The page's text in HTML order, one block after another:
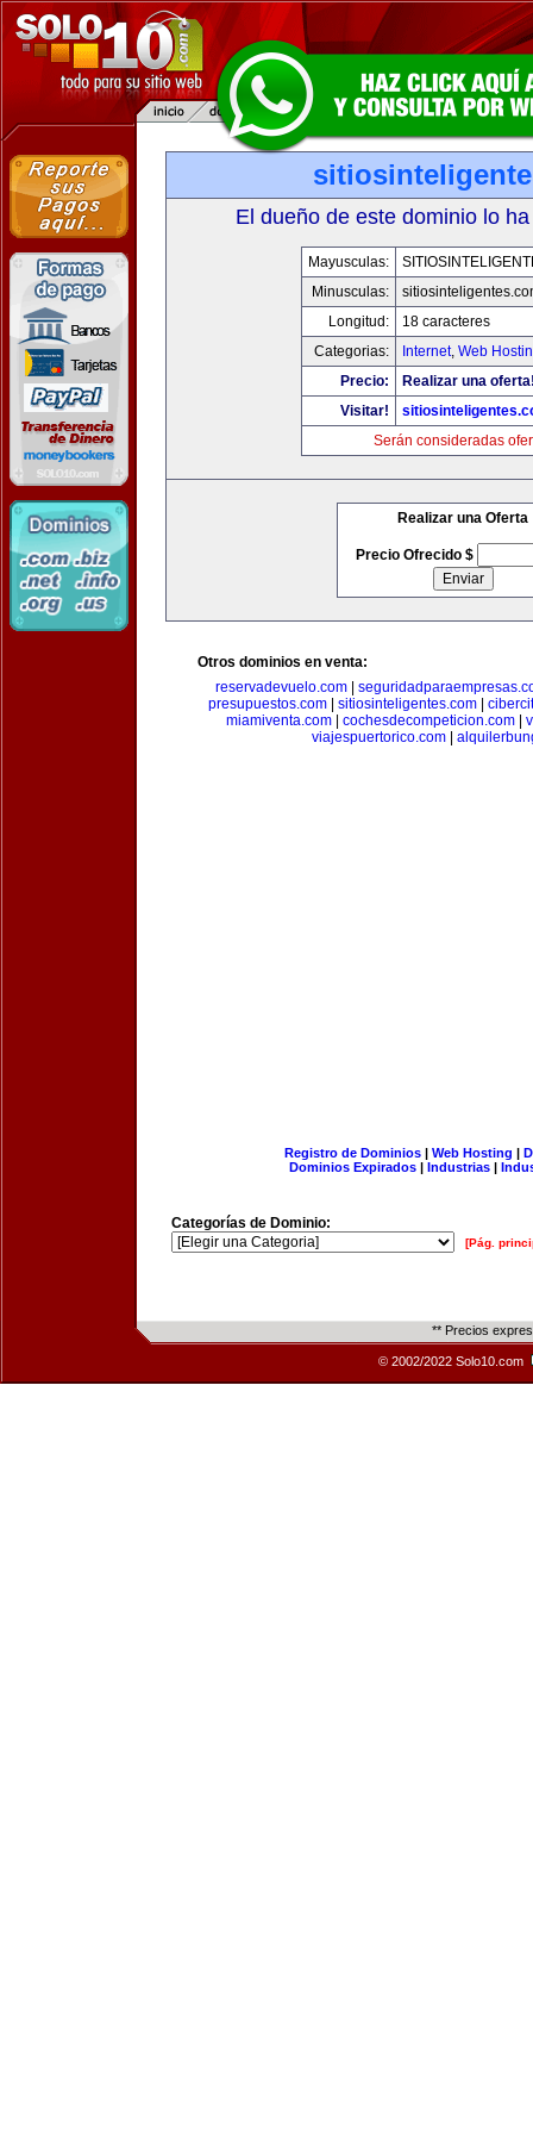
El dueño de este dominio lo
Mayusculas:
Minusculas:
Longitud:
18 caracteres
Categorias:
Internet, Web
Precio:
Realizar una
Visitar!
Serán consideradas
Realizar una Oferta
Precio Ofrecido $
Otros dominios en venta:
reservadevuelo.com
presupuestos.com| sitiosinteligentes.com|
miamiventa.com
cochesdecompeticion.com
viajespuertorico.com|
Registro de Dominios| Web Hosting |
Dominios Expirados | Industrias |
Categorías de Dominio:
[Pág.
** Precios
© 2002/2022 Solo10.com